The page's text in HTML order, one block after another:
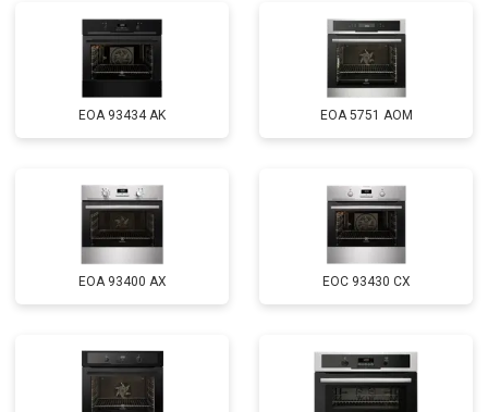
EOA 93434 AK EOA 5751 AOM
EOA 93400 AX EOC 93430 CX